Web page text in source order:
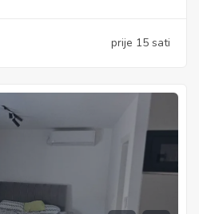
prije 15 sati